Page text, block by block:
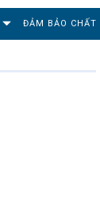
ĐẢM BẢO CHẤT